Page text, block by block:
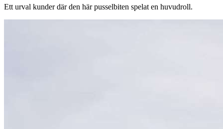
Ett urval kunder där den här pusselbiten spelat en huvudroll.